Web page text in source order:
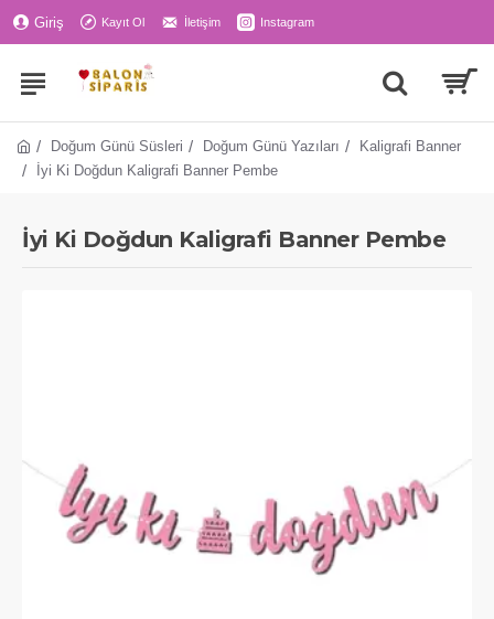
Giriş Kayıt Ol İletişim Instagram
Doğum Günü Süsleri Doğum Günü Yazıları
Kaligrafi Banner
İyi Ki Doğdun Kaligrafi Banner Pembe
İyi Ki Doğdun Kaligrafi Banner Pembe